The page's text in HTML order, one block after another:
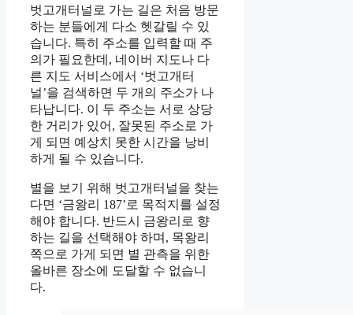
벗고개터널로 가는 길은 처음 방문
하는 분들에게 다소 헷갈릴 수 있
습니다. 특히 주소를 입력할 때 주
의가 필요한데, 네이버 지도나 다
른 지도 서비스에서 ‘벗고개터
널’을 검색하면 두 개의 주소가 나
타납니다. 이 두 주소는 서로 상당
한 거리가 있어, 잘못된 주소로 가
게 되면 예상치 못한 시간을 낭비
하게 될 수 있습니다.
별을 보기 위해 벗고개터널을 찾는
다면 ‘금왕리 187’로 목적지를 설정
해야 합니다. 반드시 금왕리로 향
하는 길을 선택해야 하며, 목왕리
쪽으로 가게 되면 별 관측을 위한
올바른 장소에 도달할 수 없습니
다.